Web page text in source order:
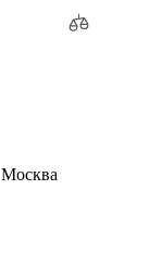
Москва